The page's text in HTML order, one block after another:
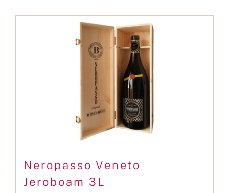
Neropasso Veneto
Jeroboam 3L